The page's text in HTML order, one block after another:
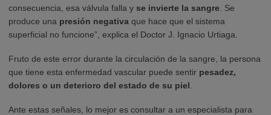
consecuencia, esa válvula falla y se invierte la sangre . Se
produce una presión negativa que hace que el sistema
superficial no funcione”, explica el Doctor J. Ignacio Urtiaga.
Fruto de este error durante la circulación de la sangre, la persona
que tiene esta enfermedad vascular puede sentir pesadez,
dolores o un deterioro del estado de su piel
Ante estas señales, lo mejor es consultar a un especialista para